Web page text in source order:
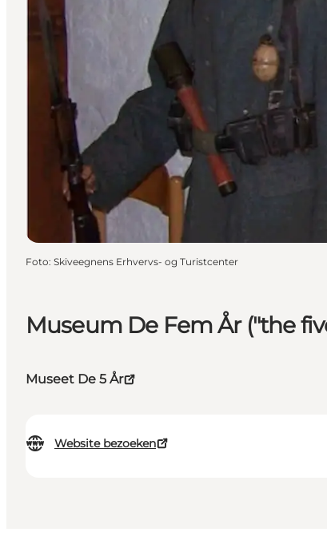
Museum De Fem År ("the
Museet De 5 År
Website bezoeken
Foto: Skiveegnens Erhvervs- og Turistcenter